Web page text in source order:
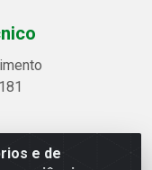
e de
Alegre, 2521 -